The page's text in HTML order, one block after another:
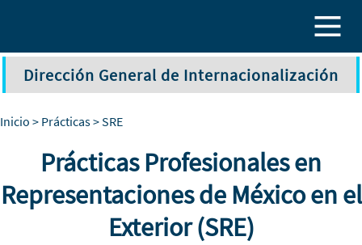
Dirección General de Internacionalización
Inicio > Prácticas> SRE
Prácticas Profesionales en
Representaciones de México en el
Exterior (SRE)